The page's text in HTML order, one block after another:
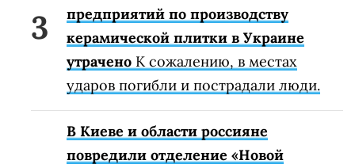
предприятий по производству
керамической плитки в Украине
утрачено К сожалению, в местах
ударов погибли и пострадали люди.
В Киеве и области россияне
повредили отделение «Новой